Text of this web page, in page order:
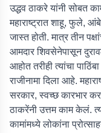
उद्धव ठाकरे यांनी सोबत
महाराष्ट्रात शाहू, फुले,
जास्त होती. मात्र तीन
आमदार शिवसेनेपासून
आहोत तरीही त्यांचा
राजीनामा दिला आहे.
सरकार, स्वच्छ कारभार
ठाकरेंनी उत्तम काम केलं.
कामांमध्ये लोकांना